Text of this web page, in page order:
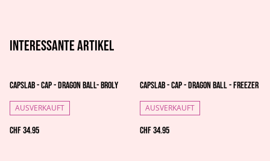
Interessante artikel
Capslab - Cap - Dragon Ball- Broly
AUSVERKAUFT
CHF 34.95
Capslab - Cap - Dragon Ball - Freezer
AUSVERKAUFT
CHF 34.95